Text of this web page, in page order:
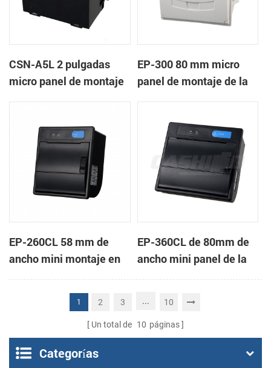
CSN-A5L 2 pulgadas
micro panel de montaje
EP-300 80 mm micro
panel de montaje de la
EP-260CL 58 mm de
ancho mini montaje en
panel de la impresora
térmica con auto-
EP-360CL de 80mm de
ancho mini panel de la
impresora térmica con
1 2 3 ... 10
Un total de 10 páginas
Categorías